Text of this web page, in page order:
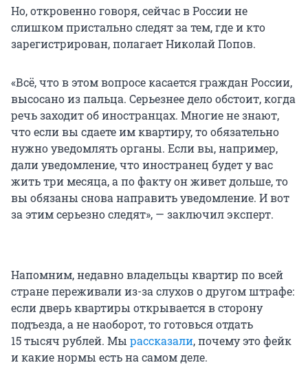
Но, откровенно говоря, сейчас в России не
слишком пристально следят за тем, где и кто
зарегистрирован, полагает Николай Попов.
«Всё, что в этом вопросе касается граждан России,
высосано из пальца. Серьезнее дело обстоит, когда
речь заходит об иностранцах. Многие не знают,
что если вы сдаете им квартиру, то обязательно
нужно уведомлять органы. Если вы, например,
дали уведомление, что иностранец будет у вас
жить три месяца, а по факту он живет дольше, то
вы обязаны снова направить уведомление. И вот
за этим серьезно следят», — заключил эксперт.
Напомним, недавно владельцы квартир по всей
стране переживали из-за слухов о другом штрафе:
если дверь квартиры открывается в сторону
подъезда, а не наоборот, то готовься отдать
15 тысяч рублей. Мы рассказали, почему это фейк
и какие нормы есть на самом деле.